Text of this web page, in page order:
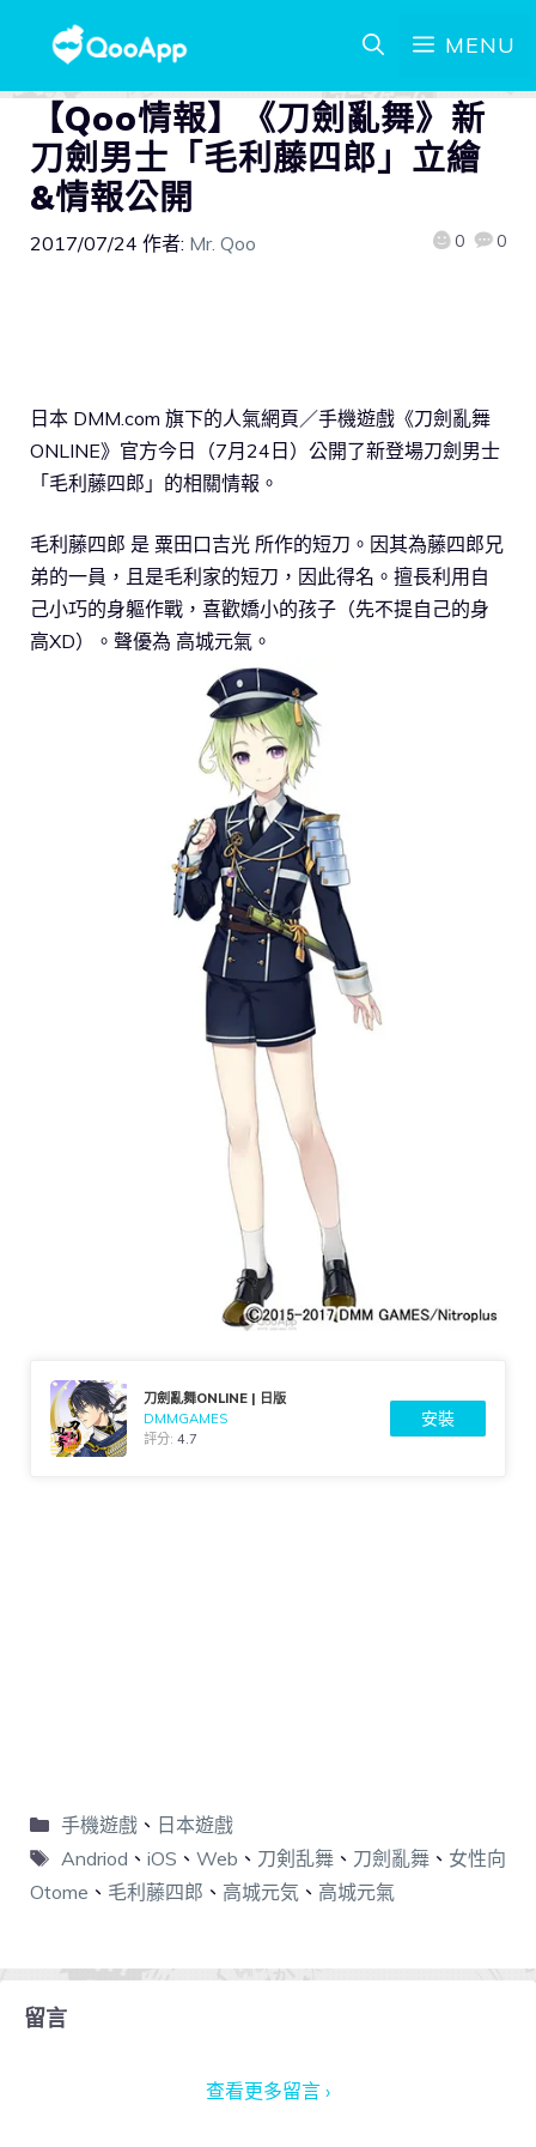
MENU
【Qoo情報】《刀劍亂舞》新
刀劍男士「毛利藤四郎」立繪
&情報公開
2017/07/24 作者: Mr. Qoo 0 0
日本 DMM.com 旗下的人氣網頁／手機遊戲《刀劍亂舞
ONLINE》官方今日（7月24日）公開了新登場刀劍男士
「毛利藤四郎」的相關情報。
毛利藤四郎 是 粟田口吉光 所作的短刀。因其為藤四郎兄
弟的一員，且是毛利家的短刀，因此得名。擅長利用自
己小巧的身軀作戰，喜歡嬌小的孩子（先不提自己的身
高XD）。聲優為 高城元氣。
刀劍亂舞ONLINE | 日版
DMMGAMES
評分:4.7
安裝
手機遊戲、 日本遊戲
Andriod 、 iOS 、 Web 、 刀剣乱舞、 刀劍亂舞、 女性向
Otome 、 毛利藤四郎 、 高城元気 、 高城元氣
留言
查看更多留言 ›